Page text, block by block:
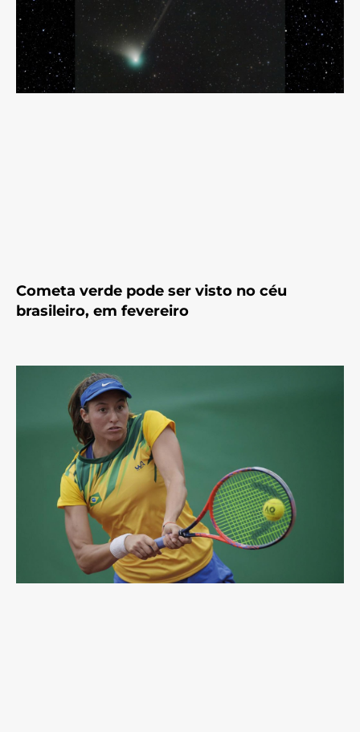
Cometa verde pode ser visto no céu
brasileiro, em fevereiro